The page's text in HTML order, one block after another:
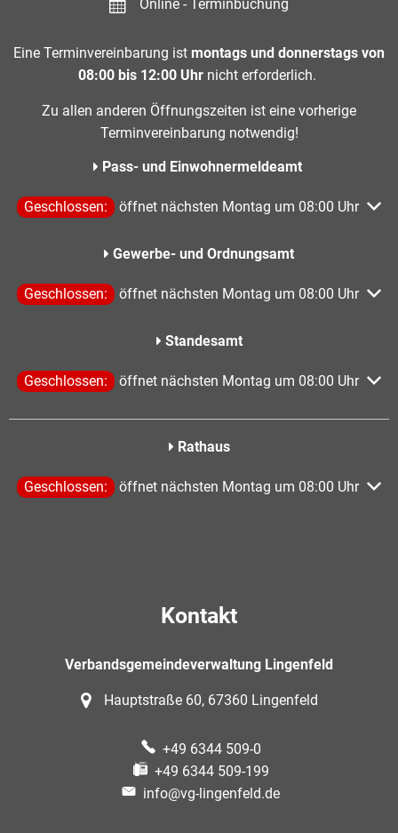
Online - Terminbuchung
Eine Terminvereinbarung ist montags und donnerstags von
08:00 bis 12:00 Uhr nicht erforderlich.
Zu allen anderen Öffnungszeiten ist eine vorherige
Terminvereinbarung notwendig!
Pass- und Einwohnermeldeamt
Klicken, um weitere Öffnungs- oder Schließzeiten
Geschlossen: öffnet nächsten Montag um 08:00 Uhr
Gewerbe- und Ordnungsamt
Klicken, um weitere Öffnungs- oder Schließzeiten
Geschlossen: öffnet nächsten Montag um 08:00 Uhr
Standesamt
Klicken, um weitere Öffnungs- oder Schließzeiten
Geschlossen: öffnet nächsten Montag um 08:00 Uhr
Rathaus
Klicken, um weitere Öffnungs- oder Schließzeiten
Geschlossen: öffnet nächsten Montag um 08:00 Uhr
Kontakt
Verbandsgemeindeverwaltung Lingenfeld
Hauptstraße 60, 67360 Lingenfeld
+49 6344 509-0
+49 6344 509-199
info@vg-lingenfeld.de